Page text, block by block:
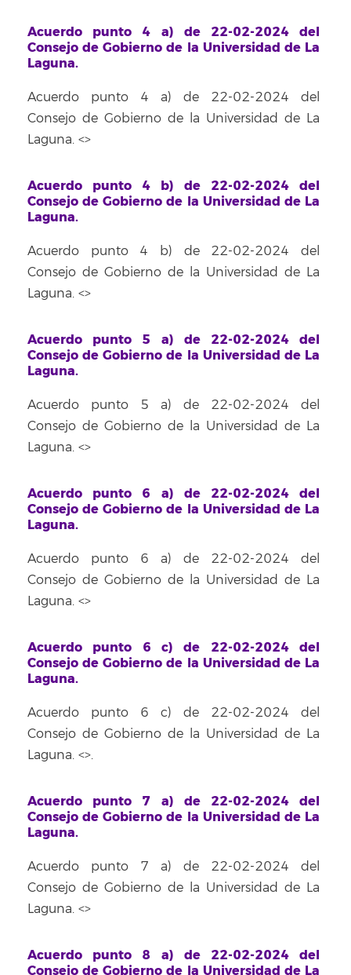
Acuerdo punto 4 a) de 22-02-2024 del
Consejo de Gobierno de la Universidad de La
Laguna.
Acuerdo punto 4 a) de 22-02-2024 del
Consejo de Gobierno de la Universidad de La
Laguna. <>
Acuerdo punto 4 b) de 22-02-2024 del
Consejo de Gobierno de la Universidad de La
Laguna.
Acuerdo punto 4 b) de 22-02-2024 del
Consejo de Gobierno de la Universidad de La
Laguna. <>
Acuerdo punto 5 a) de 22-02-2024 del
Consejo de Gobierno de la Universidad de La
Laguna.
Acuerdo punto 5 a) de 22-02-2024 del
Consejo de Gobierno de la Universidad de La
Laguna. <>
Acuerdo punto 6 a) de 22-02-2024 del
Consejo de Gobierno de la Universidad de La
Laguna.
Acuerdo punto 6 a) de 22-02-2024 del
Consejo de Gobierno de la Universidad de La
Laguna. <>
Acuerdo punto 6 c) de 22-02-2024 del
Consejo de Gobierno de la Universidad de La
Laguna.
Acuerdo punto 6 c) de 22-02-2024 del
Consejo de Gobierno de la Universidad de La
Laguna. <>.
Acuerdo punto 7 a) de 22-02-2024 del
Consejo de Gobierno de la Universidad de La
Laguna.
Acuerdo punto 7 a) de 22-02-2024 del
Consejo de Gobierno de la Universidad de La
Laguna. <>
Acuerdo punto 8 a) de 22-02-2024 del
Consejo de Gobierno de la Universidad de La